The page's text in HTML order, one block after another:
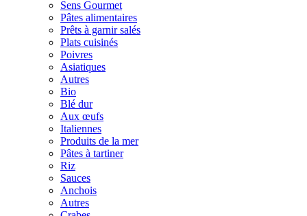
Sens Gourmet
Pâtes alimentaires
Prêts à garnir salés
Plats cuisinés
Poivres
Asiatiques
Autres
Bio
Blé dur
Aux œufs
Italiennes
Produits de la mer
Pâtes à tartiner
Riz
Sauces
Anchois
Autres